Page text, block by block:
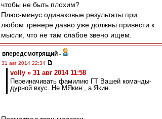
чтобы не быть плохим?
Плюс-минус одинаковые результаты при
любом тренере давно уже должны привести к
мысли, что не там слабое звено ищем.
впередсмотрящий -
31 авг 2014 22:34
volly » 31 авг 2014 11:58
Переиначивать фамилию ГТ Вашей команды-
дурной вкус. Не МЯкин , а Якин.